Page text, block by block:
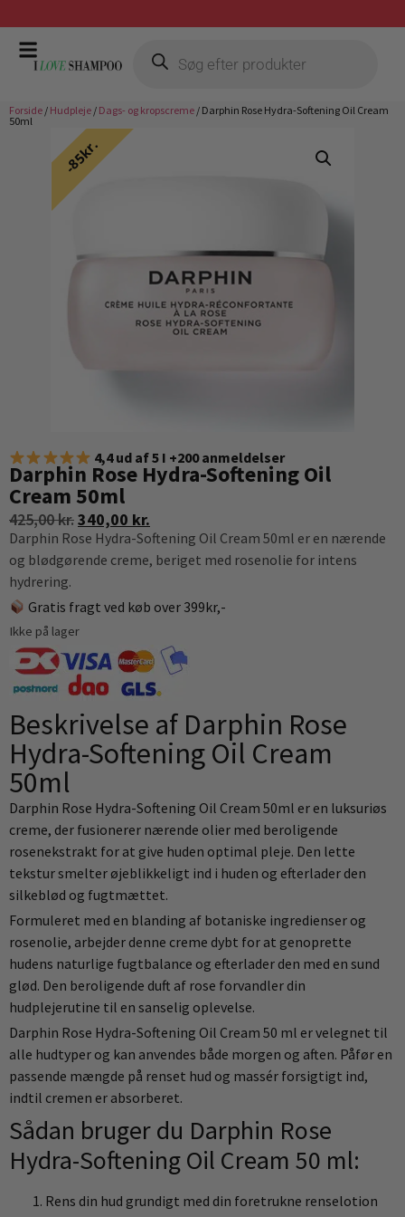
Gratis fragt ved køb over 399,-
Forside / Hudpleje / Dags- og kropscreme / Darphin Rose Hydra-Softening Oil Cream
50ml
4,4 ud af 5 I +200 anmeldelser
Darphin Rose Hydra-Softening Oil
Cream 50ml
425,00kr.340,00 kr.
Darphin Rose Hydra-Softening Oil Cream 50ml er en nærende
og blødgørende creme, beriget med rosenolie for intens
hydrering.
Gratis fragt ved køb over 399kr,-
Ikke på lager
Beskrivelse af Darphin Rose
Hydra-Softening Oil Cream
50ml
Darphin Rose Hydra-Softening Oil Cream 50ml er en luksuriøs
creme, der fusionerer nærende olier med beroligende
rosenekstrakt for at give huden optimal pleje. Den lette
tekstur smelter øjeblikkeligt ind i huden og efterlader den
silkeblød og fugtmættet.
Formuleret med en blanding af botaniske ingredienser og
rosenolie, arbejder denne creme dybt for at genoprette
hudens naturlige fugtbalance og efterlader den med en sund
glød. Den beroligende duft af rose forvandler din
hudplejerutine til en sanselig oplevelse.
Darphin Rose Hydra-Softening Oil Cream 50 ml er velegnet til
alle hudtyper og kan anvendes både morgen og aften. Påfør en
passende mængde på renset hud og massér forsigtigt ind,
indtil cremen er absorberet.
Sådan bruger du Darphin Rose
Hydra-Softening Oil Cream 50 ml:
Rens din hud grundigt med din foretrukne renselotion
85kr.